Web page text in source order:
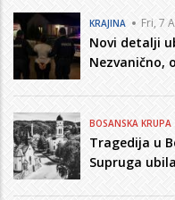
KRAJINA Fri, 7
Novi detalji
Nezvanično,
BOSANSKA KRUPA
Tragedija u
Supruga